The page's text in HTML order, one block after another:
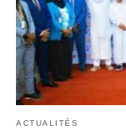
ACTUALITÉS